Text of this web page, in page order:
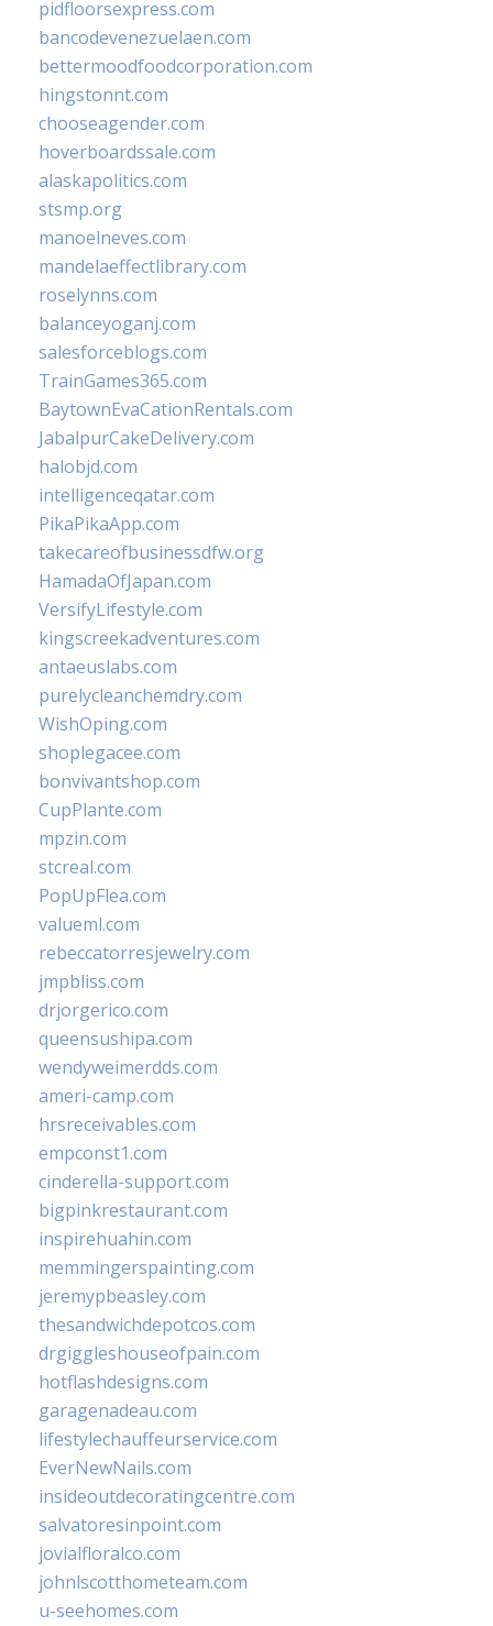
pidfloorsexpress.com
bancodevenezuelaen.com
bettermoodfoodcorporation.com
hingstonnt.com
chooseagender.com
hoverboardssale.com
alaskapolitics.com
stsmp.org
manoelneves.com
mandelaeffectlibrary.com
roselynns.com
balanceyoganj.com
salesforceblogs.com
TrainGames365.com
BaytownEvaCationRentals.com
JabalpurCakeDelivery.com
halobjd.com
intelligenceqatar.com
PikaPikaApp.com
takecareofbusinessdfw.org
HamadaOfJapan.com
VersifyLifestyle.com
kingscreekadventures.com
antaeuslabs.com
purelycleanchemdry.com
WishOping.com
shoplegacee.com
bonvivantshop.com
CupPlante.com
mpzin.com
stcreal.com
PopUpFlea.com
valueml.com
rebeccatorresjewelry.com
jmpbliss.com
drjorgerico.com
queensushipa.com
wendyweimerdds.com
ameri-camp.com
hrsreceivables.com
empconst1.com
cinderella-support.com
bigpinkrestaurant.com
inspirehuahin.com
memmingerspainting.com
jeremypbeasley.com
thesandwichdepotcos.com
drgiggleshouseofpain.com
hotflashdesigns.com
garagenadeau.com
lifestylechauffeurservice.com
EverNewNails.com
insideoutdecoratingcentre.com
salvatoresinpoint.com
jovialfloralco.com
johnlscotthometeam.com
u-seehomes.com